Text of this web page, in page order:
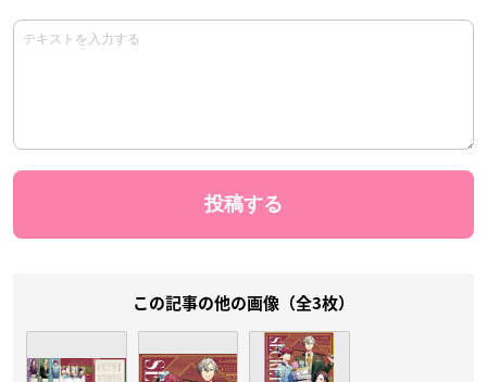
この記事の他の画像（全3枚）